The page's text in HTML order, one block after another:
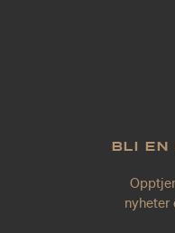
BLI EN
nyheter